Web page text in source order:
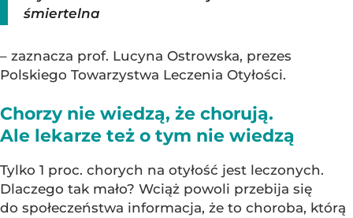
śmiertelna
– zaznacza prof. Lucyna Ostrowska, prezes
Polskiego Towarzystwa Leczenia Otyłości.
Chorzy nie wiedzą, że chorują.
Ale lekarze też o tym nie wiedzą
Tylko 1 proc. chorych na otyłość jest leczonych.
Dlaczego tak mało? Wciąż powoli przebija się
do społeczeństwa informacja, że to choroba, którą